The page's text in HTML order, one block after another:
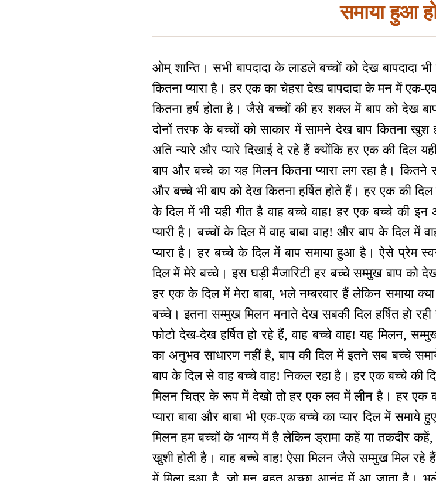
समाया हुआ
ओम् शान्ति। सभी बापदादा के लाडले बच्चों को देख बापदादा भी
कितना प्यारा है। हर एक का चेहरा देख बापदादा के मन में एक-
कितना हर्ष होता है। जैसे बच्चों की हर शक्ल में बाप को देख
दोनों तरफ के बच्चों को साकार में सामने देख बाप कितना
अति न्यारे और प्यारे दिखाई दे रहे हैं क्योंकि हर एक की दिल
बाप और बच्चे का यह मिलन कितना प्यारा लग रहा है। कितने
और बच्चे भी बाप को देख कितना हर्षित होते हैं। हर एक की दिल
के दिल में भी यही गीत है वाह बच्चे वाह! हर एक बच्चे की
प्यारी है। बच्चों के दिल में वाह बाबा वाह! और बाप के दिल में
प्यारा है। हर बच्चे के दिल में बाप समाया हुआ है। ऐसे प्रेम
दिल में मेरे बच्चे। इस घड़ी मैजारिटी हर बच्चे सम्मुख बाप को
हर एक के दिल में मेरा बाबा, भले नम्बरवार हैं लेकिन समाया
बच्चे। इतना सम्मुख मिलन मनाते देख सबकी दिल हर्षित हो
फोटो देख-देख हर्षित हो रहे हैं, वाह बच्चे वाह! यह मिलन,
का अनुभव साधारण नहीं है, बाप की दिल में इतने सब बच्चे
बाप के दिल से वाह बच्चे वाह! निकल रहा है। हर एक बच्चे की
मिलन चित्र के रूप में देखो तो हर एक लव में लीन है। हर एक की
प्यारा बाबा और बाबा भी एक-एक बच्चे का प्यार दिल में
मिलन हम बच्चों के भाग्य में है लेकिन ड्रामा कहें या तकदीर
खुशी होती है। वाह बच्चे वाह! ऐसा मिलन जैसे सम्मुख मिल रहे